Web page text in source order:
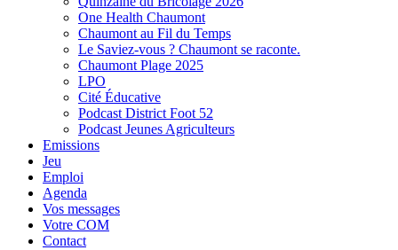
One Health Chaumont
Chaumont au Fil du Temps
Le Saviez-vous ? Chaumont se raconte.
Chaumont Plage 2025
LPO
Cité Éducative
Podcast District Foot 52
Podcast Jeunes Agriculteurs
Emissions
Jeu
Emploi
Agenda
Vos messages
Votre COM
Contact